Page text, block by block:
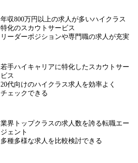
年収800万円以上の求人が多いハイクラス
特化のスカウトサービス
リーダーポジションや専門職の求人が充実
若手ハイキャリアに特化したスカウトサー
ビス
20代向けのハイクラス求人を効率よく
チェックできる
業界トップクラスの求人数を誇る転職エー
ジェント
多種多様な求人を比較検討できる